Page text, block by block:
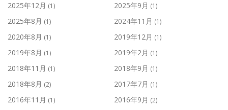
2025年12月 (1) 2025年9月 (1)
2025年8月 (1) 2024年11月 (1)
2020年8月 (1) 2019年12月 (1)
2019年8月 (1) 2019年2月 (1)
2018年11月 (1) 2018年9月 (1)
2018年8月 (2) 2017年7月 (1)
2016年11月 (1) 2016年9月 (2)